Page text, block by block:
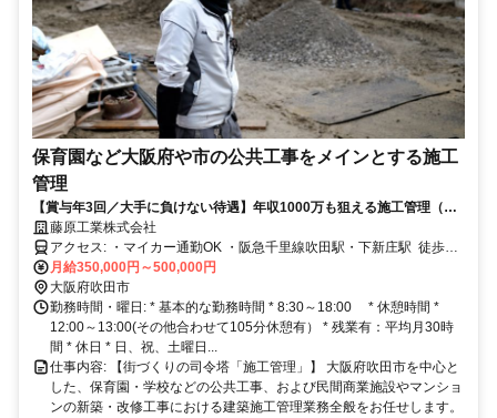
保育園など大阪府や市の公共工事をメインとする施工
管理
【賞与年3回／大手に負けない待遇】年収1000万も狙える施工管理（大
阪転勤なし）
藤原工業株式会社
アクセス: ・マイカー通勤OK ・阪急千里線吹田駅・下新庄駅 徒歩10
分 ・JR京都線（東海道本線）「吹田駅」より徒歩約15分
月給350,000円～500,000円
大阪府吹田市
勤務時間・曜日: * 基本的な勤務時間 * 8:30～18:00 * 休憩時間 *
12:00～13:00(その他合わせて105分休憩有） * 残業有：平均月30時
間 * 休日 * 日、祝、土曜日...
仕事内容: 【街づくりの司令塔「施工管理」】 大阪府吹田市を中心と
した、保育園・学校などの公共工事、および民間商業施設やマンショ
ンの新築・改修工事における建築施工管理業務全般をお任せします。